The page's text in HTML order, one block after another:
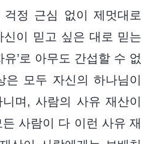
정 근심 없이 제멋대로
이 믿고 싶은 대로 믿는
’로 아무도 간섭할 수 없
은 모두 자신의 하나님이
며, 사람의 사유 재산이
사람이 다 이런 사유 재